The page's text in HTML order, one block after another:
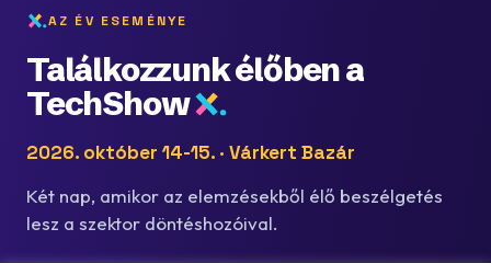
AZ ÉV ESEMÉNYE
Találkozzunk élőben a
TechShow
2026. október 14-15. · Várkert Bazár
Két nap, amikor az elemzésekből élő beszélgetés
lesz a szektor döntéshozóival.